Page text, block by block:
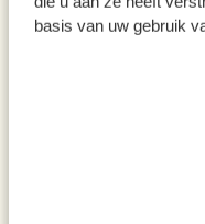
basis van uw gebruik
douceur chez